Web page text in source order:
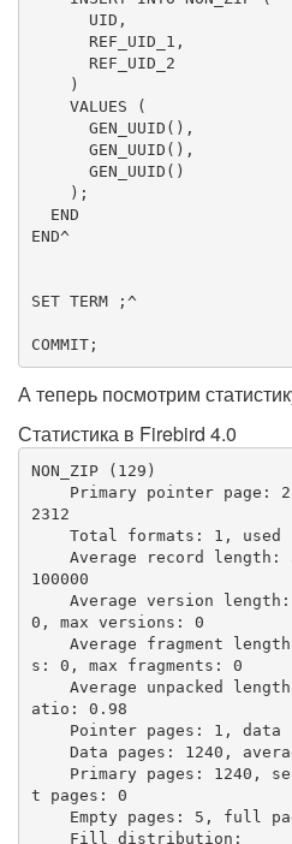
VALUES (
END
END^
SET TERM ;^
COMMIT;
А теперь посмотрим
Статистика в Firebird 4.0
NON_ZIP (129)
2312
100000
0, max versions: 0
s: 0, max fragments: 0
atio: 0.98
t pages: 0